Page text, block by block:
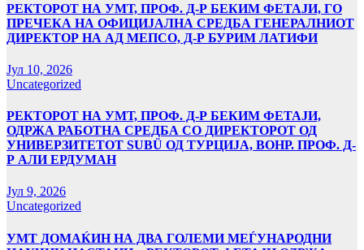
РЕКТОРОТ НА УМТ, ПРОФ. Д-Р БЕКИМ ФЕТАЈИ, ГО
ПРЕЧЕКА НА ОФИЦИЈАЛНА СРЕДБА ГЕНЕРАЛНИОТ
ДИРЕКТОР НА АД МЕПСО, Д-Р БУРИМ ЛАТИФИ
Јул 10, 2026
Uncategorized
РЕКТОРОТ НА УМТ, ПРОФ. Д-Р БЕКИМ ФЕТАЈИ,
ОДРЖА РАБОТНА СРЕДБА СО ДИРЕКТОРОТ ОД
УНИВЕРЗИТЕТОТ SUBÜ ОД ТУРЦИЈА, ВОНР. ПРОФ. Д-
Р АЛИ ЕРДУМАН
Јул 9, 2026
Uncategorized
УMТ ДОМАЌИН НА ДВА ГОЛЕМИ МЕЃУНАРОДНИ